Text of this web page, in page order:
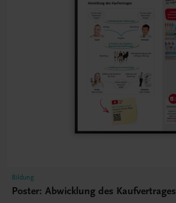
Bildung
Poster: Abwicklung des Kaufvertrages